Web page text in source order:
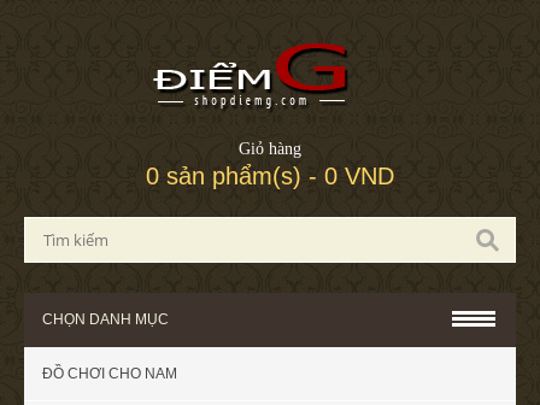
Giỏ hàng
0 sản phẩm(s) - 0 VND
CHỌN DANH MỤC
ĐỒ CHƠI CHO NAM